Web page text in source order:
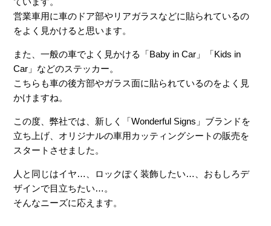
営業車用に車のドア部やリアガラスなどに貼られているの
をよく見かけると思います。
また、一般の車でよく見かける「Baby in Car」「Kids in
Car」などのステッカー。
こちらも車の後方部やガラス面に貼られているのをよく見
かけますね。
この度、弊社では、新しく「Wonderful Signs」ブランドを
立ち上げ、オリジナルの車用カッティングシートの販売を
スタートさせました。
人と同じはイヤ…、ロックぽく装飾したい…、おもしろデ
ザインで目立ちたい…。
そんなニーズに応えます。